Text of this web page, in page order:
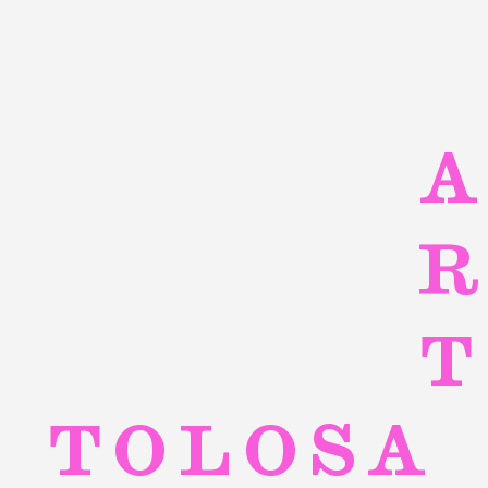
TOLOSA
ART